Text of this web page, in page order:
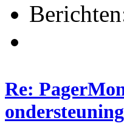
Re:
ondersteuning